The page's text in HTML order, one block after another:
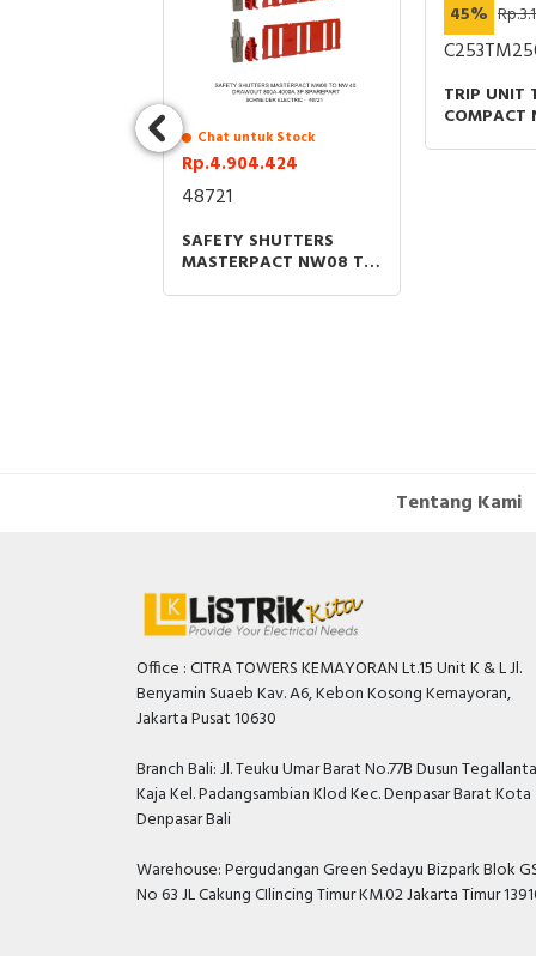
Chat untuk Stock
Rp.4.904.424
48721
SAFETY SHUTTERS
MASTERPACT NW08 TO
45%
TRIP UNIT
COMPACT
Tentang Kami
Office : CITRA TOWERS KEMAYORAN Lt.15 Unit K & L Jl.
Benyamin Suaeb Kav. A6, Kebon Kosong Kemayoran,
Jakarta Pusat 10630
Branch Bali: Jl. Teuku Umar Barat No.77B Dusun
Kaja Kel. Padangsambian Klod Kec. Denpasar Barat Kota
Denpasar Bali
Warehouse: Pergudangan Green Sedayu Bizpark Blok
No 63 JL Cakung CIlincing Timur KM.02 Jakarta Timur